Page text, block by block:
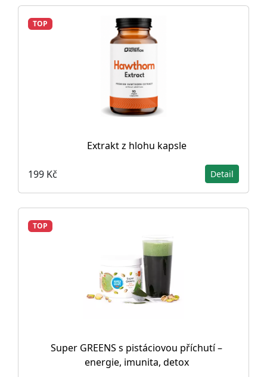
TOP
Extrakt z hlohu kapsle
199 Kč Detail
TOP
Super GREENS s pistáciovou příchutí –
energie, imunita, detox